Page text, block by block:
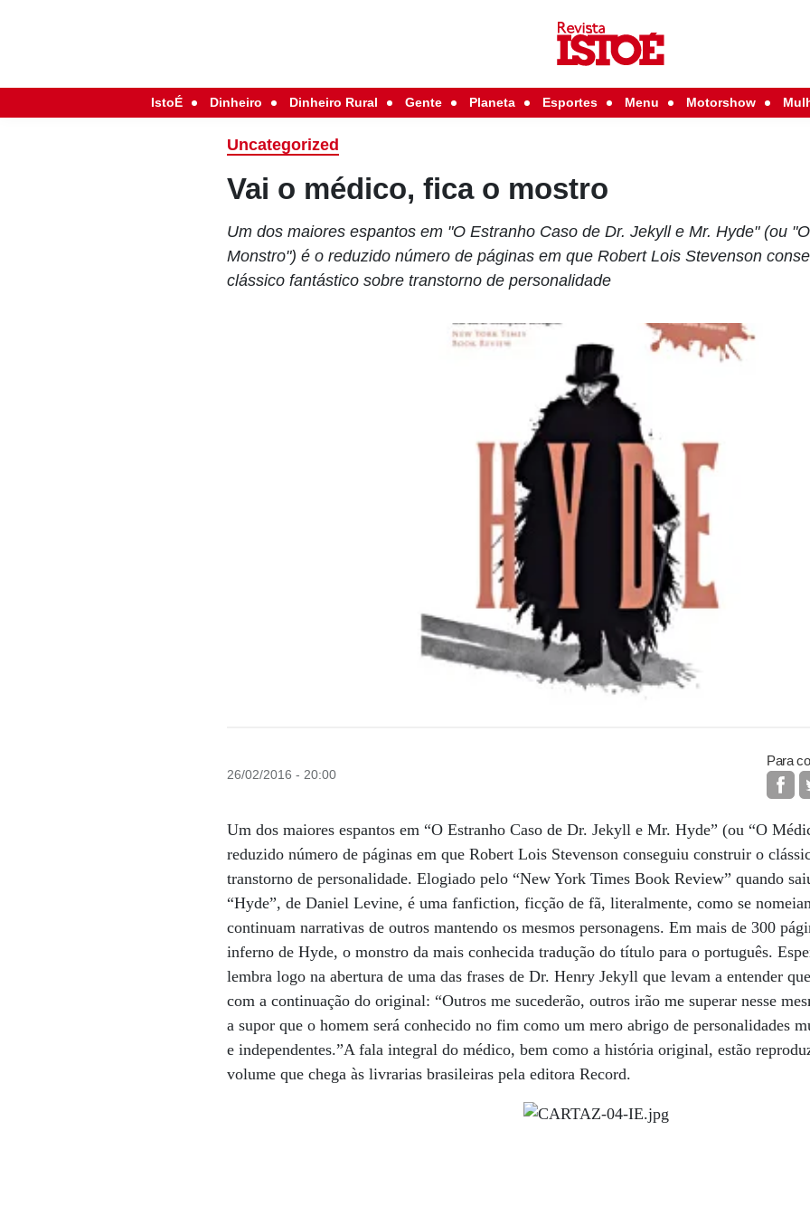
IstoÉ Dinheiro Dinheiro Rural Gente Planeta Esportes Menu Motorshow
Uncategorized
Vai o médico, fica o mostro
Um dos maiores espantos em "O Estranho Caso de Dr. Jekyll e Mr. Hyde" (ou
Monstro") é o reduzido número de páginas em que Robert Lois Stevenson
clássico fantástico sobre transtorno de personalidade
26/02/2016 - 20:00
Para
Um dos maiores espantos em “O Estranho Caso de Dr. Jekyll e Mr. Hyde” (ou “O
reduzido número de páginas em que Robert Lois Stevenson conseguiu construir o
transtorno de personalidade. Elogiado pelo “New York Times Book Review” quando
“Hyde”, de Daniel Levine, é uma fanfiction, ficção de fã, literalmente, como se
continuam narrativas de outros mantendo os mesmos personagens. Em mais de 300
inferno de Hyde, o monstro da mais conhecida tradução do título para o português.
lembra logo na abertura de uma das frases de Dr. Henry Jekyll que levam a entender
com a continuação do original: “Outros me sucederão, outros irão me superar nesse
a supor que o homem será conhecido no fim como um mero abrigo de personalidades
e independentes.”A fala integral do médico, bem como a história original, estão
volume que chega às livrarias brasileiras pela editora Record.